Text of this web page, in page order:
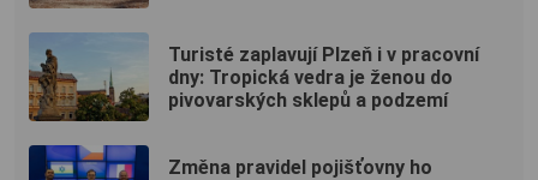
Turisté zaplavují Plzeň i v pracovní
dny: Tropická vedra je ženou do
pivovarských sklepů a podzemí
Změna pravidel pojišťovny ho